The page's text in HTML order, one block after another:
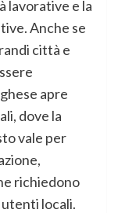
lavorative e la
Anche se
città e
apre
dove la
vale per
richiedono
locali.